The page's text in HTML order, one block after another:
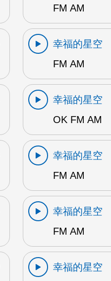
FM AM
幸福的星空
FM AM
幸福的星空
OK FM AM
幸福的星空
FM AM
幸福的星空
FM AM
幸福的星空